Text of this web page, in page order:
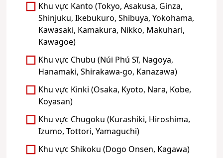
Khu vực Kanto (Tokyo, Asakusa, Ginza,
Shinjuku, Ikebukuro, Shibuya, Yokohama,
Kawasaki, Kamakura, Nikko, Makuhari,
Kawagoe)
Khu vực Chubu (Núi Phú Sĩ, Nagoya,
Hanamaki, Shirakawa-go, Kanazawa)
Khu vực Kinki (Osaka, Kyoto, Nara, Kobe,
Koyasan)
Khu vực Chugoku (Kurashiki, Hiroshima,
Izumo, Tottori, Yamaguchi)
Khu vực Shikoku (Dogo Onsen, Kagawa)